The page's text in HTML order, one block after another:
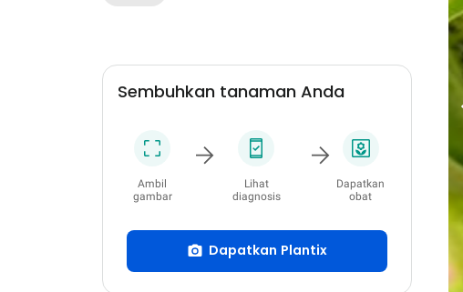
Sembuhkan tanaman Anda
Ambil
gambar
Lihat
diagnosis
Dapatkan
obat
Dapatkan Plantix